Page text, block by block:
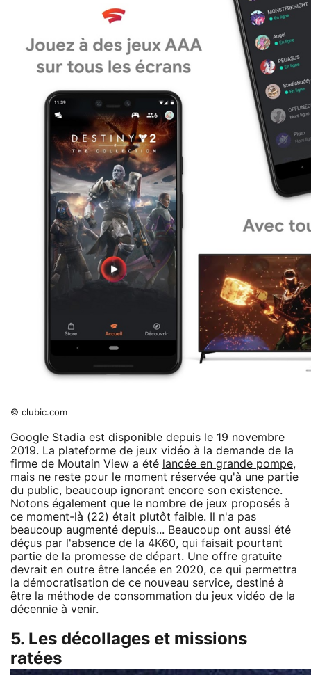
© clubic.com
Google Stadia est disponible depuis le 19 novembre
2019. La plateforme de jeux vidéo à la demande de la
firme de Moutain View a été lancée en grande pompe,
mais ne reste pour le moment réservée qu'à une partie
du public, beaucoup ignorant encore son existence.
Notons également que le nombre de jeux proposés à
ce moment-là (22) était plutôt faible. Il n'a pas
beaucoup augmenté depuis... Beaucoup ont aussi été
déçus par
l'absence de la 4K60, qui faisait pourtant
partie de la promesse de départ. Une offre gratuite
devrait en outre être lancée en 2020, ce qui permettra
la démocratisation de ce nouveau service, destiné à
être la méthode de consommation du jeux vidéo de la
décennie à venir.
5. Les décollages et missions
ratées